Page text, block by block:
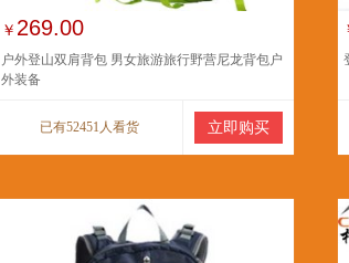
￥ 269.00
户外登山双肩背包 男女旅游旅行野营尼龙背包户
外装备
已有52451人看货 立即购买